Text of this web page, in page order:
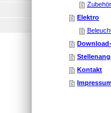
Zubehör
Elektro
Kontakt